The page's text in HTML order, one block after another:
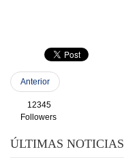
Anterior
12345
Followers
ÚLTIMAS NOTICIAS